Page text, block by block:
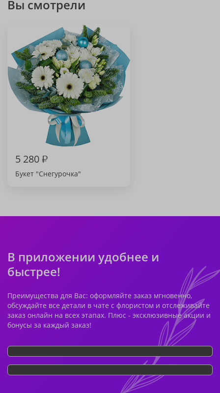
Вы смотрели
5 280₽
Букет "Снегурочка"
В приложении удобнее и
быстрее!
Преимущества для Вас: оформляйте заказ мгновенно,
обсуждайте все детали в чате с флористом и отслеживайте
заказ онлайн на всех этапах. Плюс - эксклюзивные акции и
бонусы за каждый заказ!